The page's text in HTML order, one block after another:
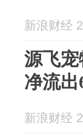
新浪财经
源飞宠
净流出
新浪财经